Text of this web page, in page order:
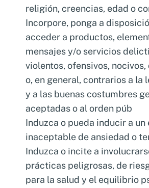
religión, creencias, edad o
Incorpore, ponga a
acceder a productos,
mensajes y/o servicios
violentos, ofensivos,
o, en general, contrarios a la
y a las buenas costumbres
aceptadas o al orden púb
Induzca o pueda inducir a un
inaceptable de ansiedad o
Induzca o incite a
prácticas peligrosas, de
para la salud y el equilibrio